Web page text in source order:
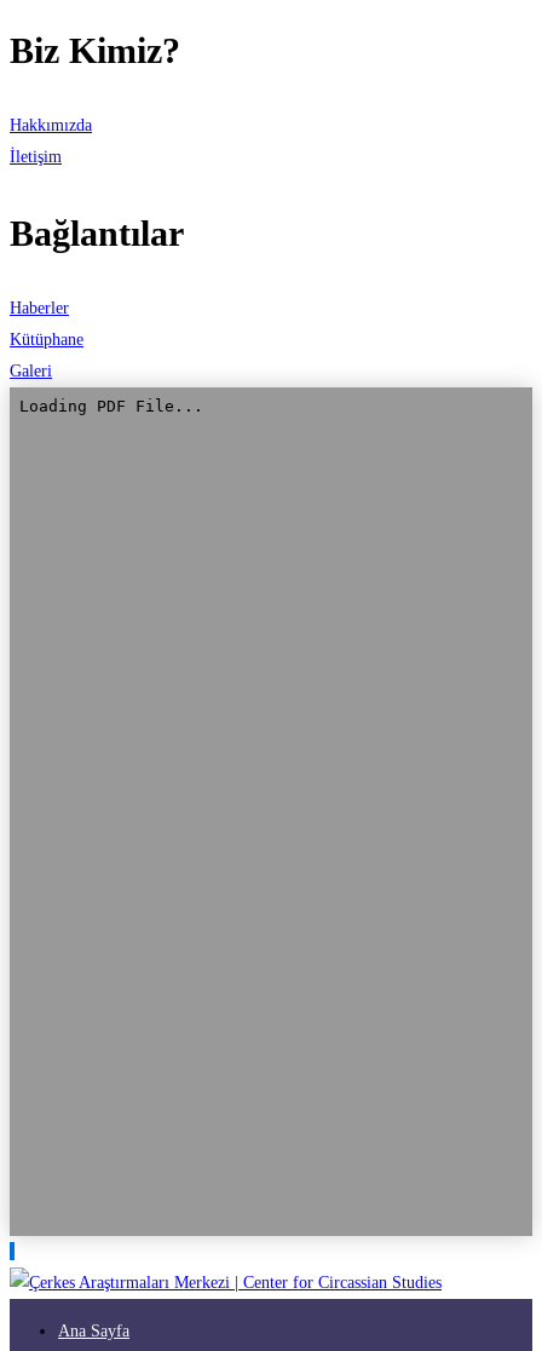
Biz Kimiz?
Hakkımızda
İletişim
Bağlantılar
Haberler
Kütüphane
Galeri
Ana Sayfa